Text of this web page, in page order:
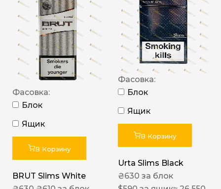
Фасовка:
Блок
Ящик
В Корзину
BRUT Slims White
Фасовка:
Блок
Ящик
В Корзину
Urta Slims Black
₴630 за блок